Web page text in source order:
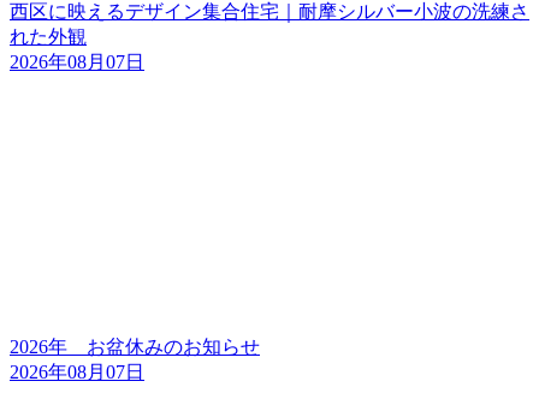
西区に映えるデザイン集合住宅｜耐摩シルバー小波の洗練さ
れた外観
2026年08月07日
2026年 お盆休みのお知らせ
2026年08月07日